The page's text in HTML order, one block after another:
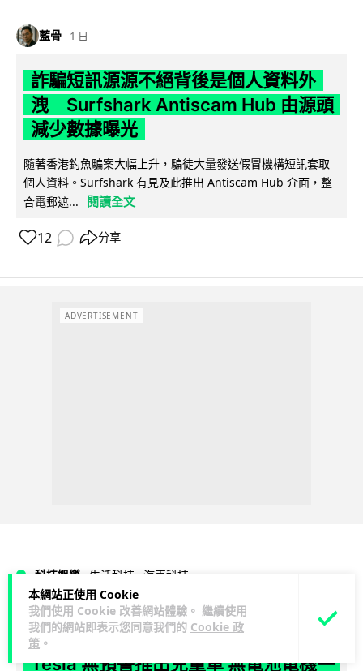
本網站正使用 Cookie
我們使用 Cookie 改善網站體驗。 繼續使用
我們的網站即表示您同意我們的 Cookie 政
策 。
藍骨 1 日
詐騙短訊源源不絕背後是個人資料外
洩 Surfshark Antiscam Hub 由源頭
減少數據曝光
隨著香港釣魚騙案大幅上升，騙徒大量發送假冒機構短訊套取
個人資料。Surfshark 有見及此推出 Antiscam Hub 介面，整
合電郵遮...
閱讀全文
12 分享
ADVERTISEMENT
科技娛樂 生活科技 汽車科技
Vin 1 日
Tesla 無預警推出兒童車 無電池電機一